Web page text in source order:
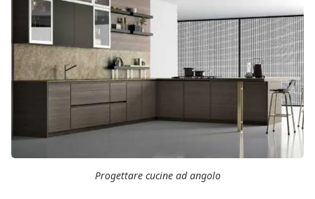
Progettare cucine ad angolo